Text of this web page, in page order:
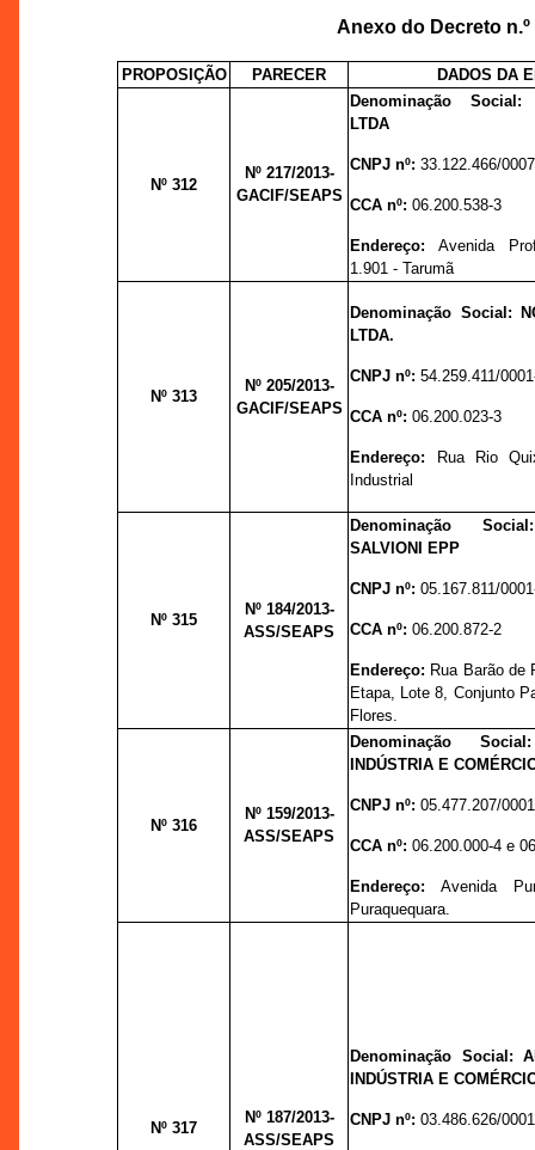
Anexo do Decreto n.º
PROPOSIÇÃO PARECER DADOS DA
Nº 312
Nº 217/2013-
GACIF/SEAPS
Denominação
LTDA
CNPJ nº:33.122.466/
CCA nº:06.200.538-3
Endereço:Avenida
1.901 - Tarumã
Nº 313
Nº 205/2013-
GACIF/SEAPS
Denominação Social:
LTDA.
CNPJ nº:54.259.411/
CCA nº:06.200.023-3
Endereço: Rua Rio
Industrial
Nº 315
Nº 184/2013-
ASS/SEAPS
Denominação
SALVIONI EPP
CNPJ nº:05.167.811/
CCA nº:06.200.872-2
Endereço: Rua Barão de
Etapa, Lote 8, Conjunto
Flores.
Nº 316
Nº 159/2013-
ASS/SEAPS
Denominação
INDÚSTRIA E
CNPJ nº:05.477.207/
CCA nº:06.200.000-4 e
Endereço:Avenida
Puraquequara.
Nº 317
Nº 187/2013-
ASS/SEAPS
Denominação Social:
INDÚSTRIA E
CNPJ nº:03.486.626/